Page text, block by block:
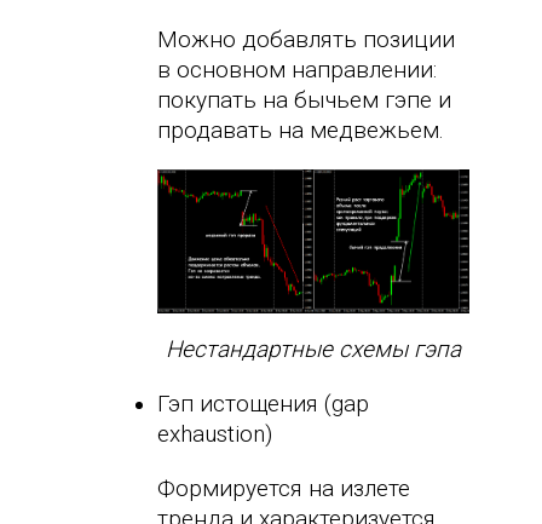
Можно добавлять позиции
в основном направлении:
покупать на бычьем гэпе и
продавать на медвежьем.
Нестандартные схемы гэпа
Гэп истощения (gap
exhaustion)
Формируется на излете
тренда и характеризуется